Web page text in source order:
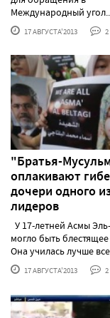
Международный
17 АВГУСТА'2013 2
"Братья-
оплакивают
дочери одного
лидеров
У 17-летней Асмы
могло быть
Она училась лучше
17 АВГУСТА'2013 2